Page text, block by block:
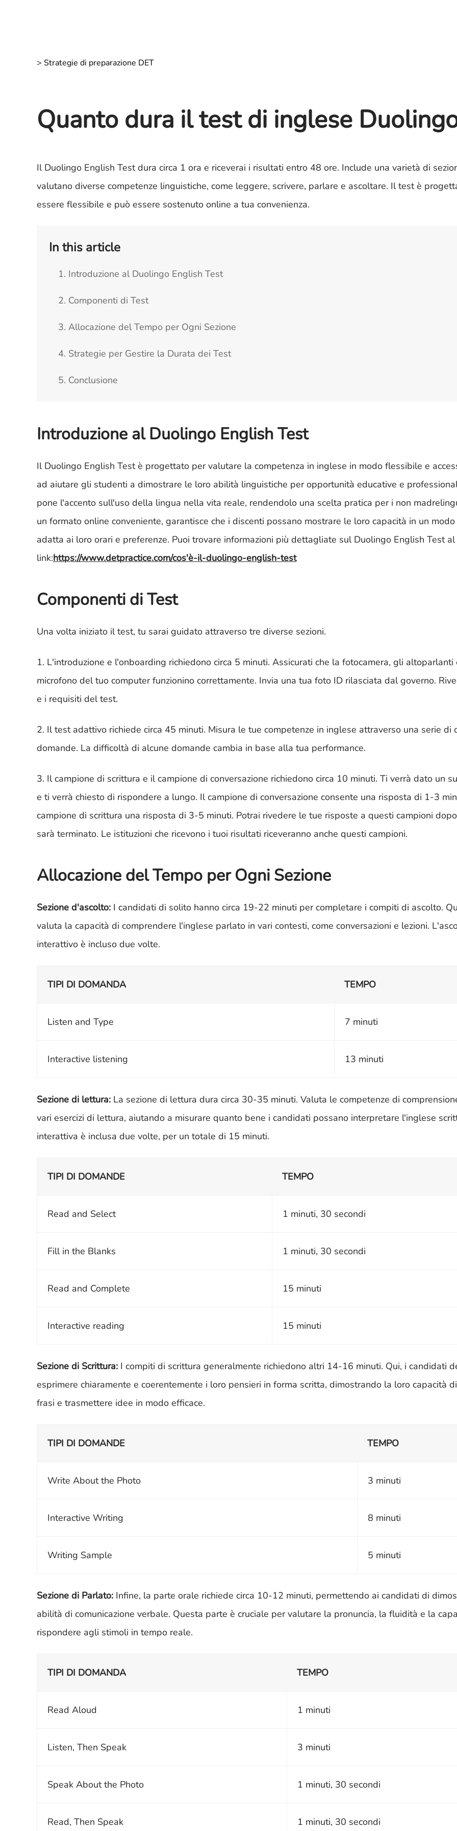
> Strategie di preparazione DET
Quanto dura il test di inglese
Il Duolingo English Test dura circa 1 ora e riceverai i risultati entro 48 ore. Include una varietà di
valutano diverse competenze linguistiche, come leggere, scrivere, parlare e ascoltare. Il test è
essere flessibile e può essere sostenuto online a tua convenienza.
In this article
1. Introduzione al Duolingo English Test
2. Componenti di Test
3. Allocazione del Tempo per Ogni Sezione
4. Strategie per Gestire la Durata dei Test
5. Conclusione
Introduzione al Duolingo English Test
Il Duolingo English Test è progettato per valutare la competenza in inglese in modo flessibile e
ad aiutare gli studenti a dimostrare le loro abilità linguistiche per opportunità educative e
pone l'accento sull'uso della lingua nella vita reale, rendendolo una scelta pratica per i non
un formato online conveniente, garantisce che i discenti possano mostrare le loro capacità in un modo
adatta ai loro orari e preferenze. Puoi trovare informazioni più dettagliate sul Duolingo English Test
link:https://www.detpractice.com/cos'è-il-duolingo-english-test
Componenti di Test
Una volta iniziato il test, tu sarai guidato attraverso tre diverse sezioni.
1. L'introduzione e l'onboarding richiedono circa 5 minuti. Assicurati che la fotocamera, gli altoparlanti
microfono del tuo computer funzionino correttamente. Invia una tua foto ID rilasciata dal governo.
e i requisiti del test.
2. Il test adattivo richiede circa 45 minuti. Misura le tue competenze in inglese attraverso una serie di
domande. La difficoltà di alcune domande cambia in base alla tua performance.
3. Il campione di scrittura e il campione di conversazione richiedono circa 10 minuti. Ti verrà dato un
e ti verrà chiesto di rispondere a lungo. Il campione di conversazione consente una risposta di 1-3
campione di scrittura una risposta di 3-5 minuti. Potrai rivedere le tue risposte a questi campioni
sarà terminato. Le istituzioni che ricevono i tuoi risultati riceveranno anche questi campioni.
Allocazione del Tempo per Ogni Sezione
Sezione d'ascolto: I candidati di solito hanno circa 19-22 minuti per completare i compiti di ascolto.
valuta la capacità di comprendere l'inglese parlato in vari contesti, come conversazioni e lezioni.
interattivo è incluso due volte.
TIPI DI DOMANDA TEMPO
Listen and Type 7 minuti
Interactive listening 13 minuti
Sezione di lettura: La sezione di lettura dura circa 30-35 minuti. Valuta le competenze di
vari esercizi di lettura, aiutando a misurare quanto bene i candidati possano interpretare l'inglese
interattiva è inclusa due volte, per un totale di 15 minuti.
TIPI DI DOMANDE TEMPO
Read and Select 1 minuti, 30 secondi
Fill in the Blanks 1 minuti, 30 secondi
Read and Complete 15 minuti
Interactive reading 15 minuti
Sezione di Scrittura: I compiti di scrittura generalmente richiedono altri 14-16 minuti. Qui, i candidati
esprimere chiaramente e coerentemente i loro pensieri in forma scritta, dimostrando la loro capacità
frasi e trasmettere idee in modo efficace.
TIPI DI DOMANDE TEMPO
Write About the Photo 3 minuti
Interactive Writing 8 minuti
Writing Sample 5 minuti
Sezione di Parlato: Infine, la parte orale richiede circa 10-12 minuti, permettendo ai candidati di
abilità di comunicazione verbale. Questa parte è cruciale per valutare la pronuncia, la fluidità e la
rispondere agli stimoli in tempo reale.
TIPI DI DOMANDA TEMPO
Read Aloud 1 minuti
Listen, Then Speak 3 minuti
Speak About the Photo 1 minuti, 30 secondi
Read, Then Speak 1 minuti, 30 secondi